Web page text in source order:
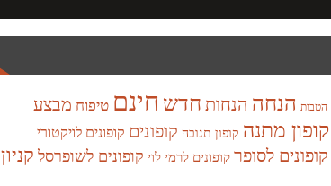
הטבות הנחה הנחותחדש חינם טיפוח מבצע
קופון מתנה קופון תנובה קופונים קופונים לויקטורי
קופונים לסופר קופונים לרמי לוי קופונים לשופרסל קניון